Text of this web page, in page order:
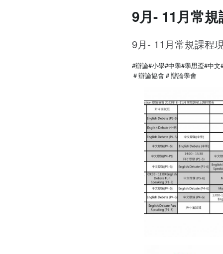
9月- 11月常規
9月- 11月常規課程
#辯論#小學#中學#學思盃#中文
＃辯論協會 ＃辯論學會